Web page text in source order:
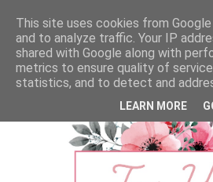
This site uses cookies from
and to analyze traffic. Your IP
shared with Google along with
metrics to ensure quality of
statistics, and to detect and
LEARN MORE